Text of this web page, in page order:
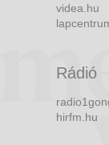
videa.hu
Rádió
hirfm.hu